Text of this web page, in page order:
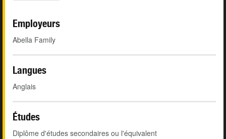
Employeurs
Abella Family
Langues
Anglais
Études
Diplôme d'études secondaires ou l'équivalent